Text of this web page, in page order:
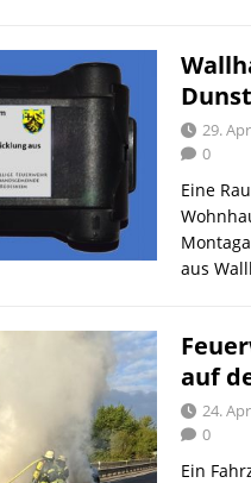
29.
0
Eine
aus
auf
24.
0
Ein